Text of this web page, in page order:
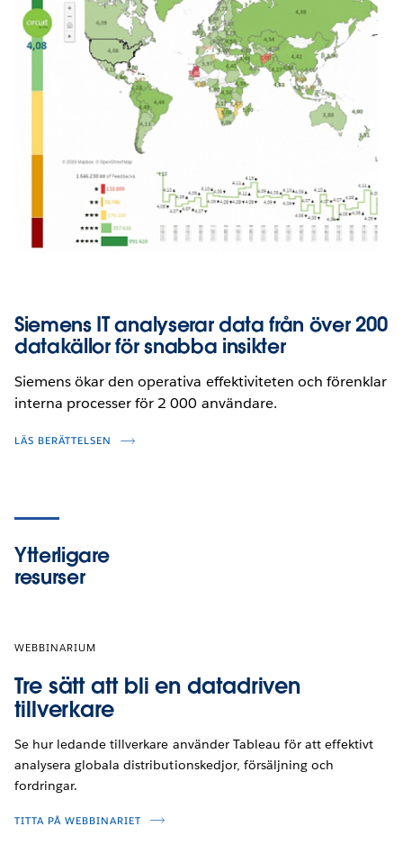
Siemens IT analyserar data från över 200
datakällor för snabba insikter
Siemens ökar den operativa effektiviteten och förenklar
interna processer för 2 000 användare.
LÄS BERÄTTELSEN
Ytterligare
resurser
WEBBINARIUM
Tre sätt att bli en datadriven
tillverkare
Se hur ledande tillverkare använder Tableau för att effektivt
analysera globala distributionskedjor, försäljning och
fordringar.
TITTA PÅ WEBBINARIET